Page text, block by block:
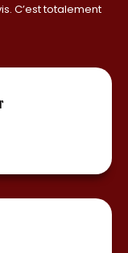
C’est totalement